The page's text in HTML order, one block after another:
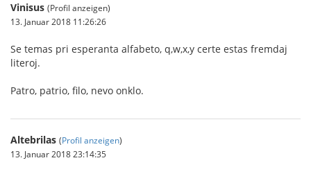
Vinisus (Profil anzeigen)
13. Januar 2018 11:26:26
Se temas pri esperanta alfabeto, q,w,x,y certe estas fremdaj
literoj.
Patro, patrio, filo, nevo onklo.
Altebrilas (Profil anzeigen)
13. Januar 2018 23:14:35